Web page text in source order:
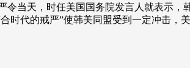
当天，时任美国国务院发言人就表示，
时代的戒严”使韩美同盟受到一定冲击，